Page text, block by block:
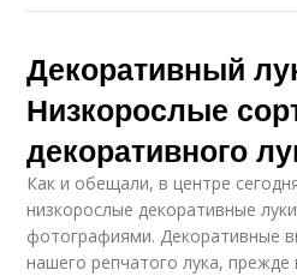
Декоративный
Низкорослые
декоративного
Как и обещали, в центре
низкорослые декоративные
фотографиями. Декоративные
нашего репчатого лука, прежде